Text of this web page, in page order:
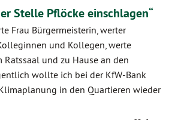
Stelle Pflöcke einschlagen“
Frau Bürgermeisterin, werter
und Kollegen, werte
und zu Hause an den
wollte ich bei der KfW-Bank
in den Quartieren wieder